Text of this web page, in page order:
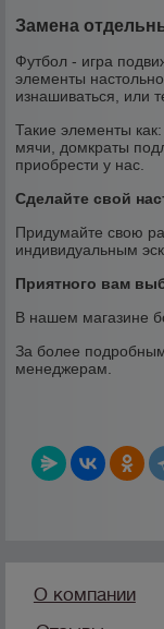
Замена
Футбол - игра
элементы
изнашиваться, или
Такие элементы
мячи, домкраты
приобрести у нас.
Сделайте свой
Придумайте свою
индивидуальным
Приятного вам
В нашем магазине
За более
менеджерам.
О компании